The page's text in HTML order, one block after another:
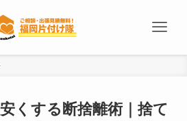
くする断捨離術｜捨て